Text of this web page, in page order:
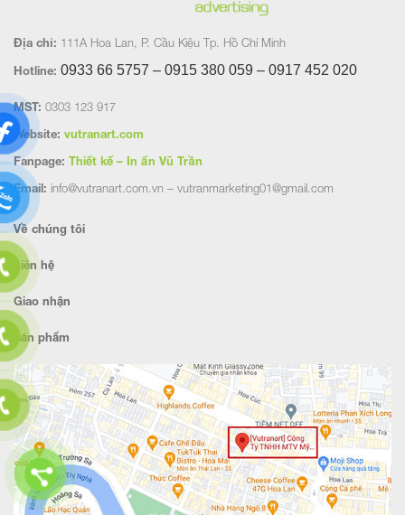
Địa chỉ: 111A Hoa Lan, P. Cầu Kiệu Tp. Hồ Chí Minh
Hotline: 0933 66 5757 – 0915 380 059 – 0917 452 020
MST: 0303 123 917
Website: vutranart.com
Fanpage: Thiết kế – In ấn Vũ Trần
Email: info@vutranart.com.vn – vutranmarketing01@gmail.com
Về chúng tôi
Liên hệ
Giao nhận
Sản phẩm